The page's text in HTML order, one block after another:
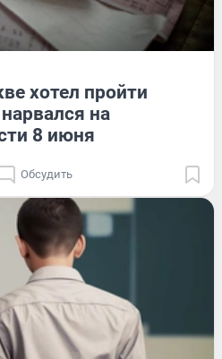
хотел пройти
на
8 июня
Обсудить